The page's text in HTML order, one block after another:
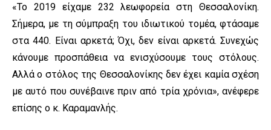
«Το 2019 είχαμε 232 λεωφορεία στη Θεσσαλονίκη.
Σήμερα, με τη σύμπραξη του ιδιωτικού τομέα, φτάσαμε
στα 440. Είναι αρκετά; Όχι, δεν είναι αρκετά. Συνεχώς
κάνουμε προσπάθεια να ενισχύσουμε τους στόλους.
Αλλά ο στόλος της Θεσσαλονίκης δεν έχει καμία σχέση
με αυτό που συνέβαινε πριν από τρία χρόνια», ανέφερε
επίσης ο κ. Καραμανλής.